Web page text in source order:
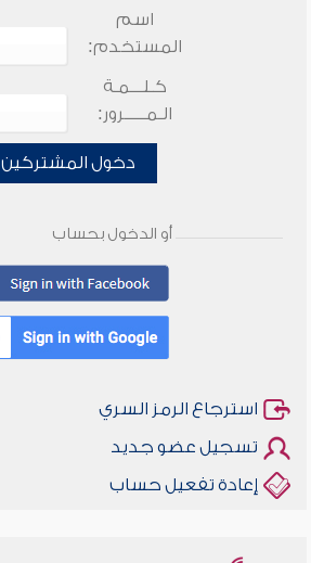
اسم
المستخدم:
كـلـــمـة
الـمـــــرور:
دخول المشتركين
أو الدخول بحساب
استرجاع الرمز السري
تسجيل عضو جديد
إعادة تفعيل حساب